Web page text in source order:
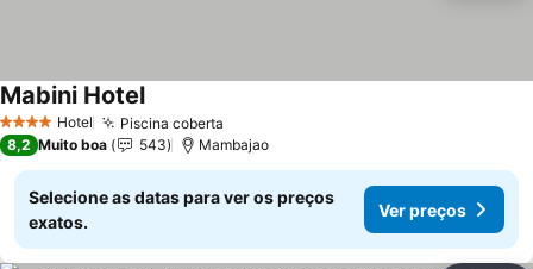
4 EstrelasHotel Piscina coberta
Mabini Hotel
8,2 Muito boa 543 Mambajao
Selecione as datas para ver os preços
exatos.
Ver preços